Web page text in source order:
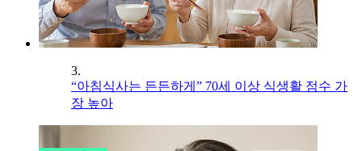
3.
“아침식사는 든든하게” 70세 이상 식생활 점수 가
장 높아